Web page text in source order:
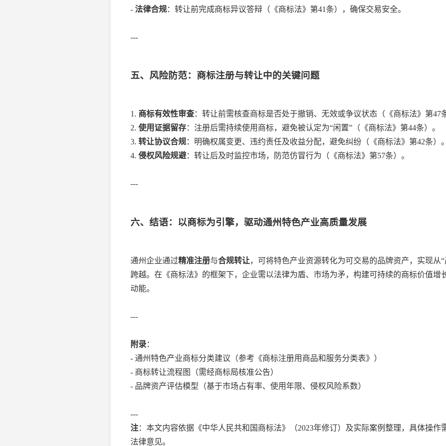
- 法律合规：转让前完成商标异议答辩（《商标法》第41条），确保交易安全。
---
五、风险防范：商标注册与转让中的关键问题
1. 商标有效性审查：转让前需核查商标是否处于撤销、无效或争议状态（《商标法》第47
2. 使用证据留存：注册后需持续使用商标，避免被认定为“闲置”（《商标法》第44条）。
3. 转让协议合规：明确权属变更、违约责任及收益分配，避免纠纷（《商标法》第42条）。
4. 侵权风险规避：转让后及时监控市场，防范仿冒行为（《商标法》第57条）。
---
六、结语：以商标为引擎，驱动通州特色产业高质量发展
通州企业通过精准注册与合规转让，可将特色产业资源转化为可交易的品牌资产，实现从
跨越。在《商标法》的框架下，企业需以法律为盾、市场为矛，构建可持续的商标价值增
动能。
---
附录：
- 通州特色产业商标分类建议（参考《商标注册用商品和服务分类表》）
- 商标转让流程图（需经商标局核准公告）
- 品牌资产评估模型（基于市场占有率、使用年限、侵权风险系数）
---
注：本文内容依据《中华人民共和国商标法》（2023年修订）及实际案例整理，具体操作
法律意见。